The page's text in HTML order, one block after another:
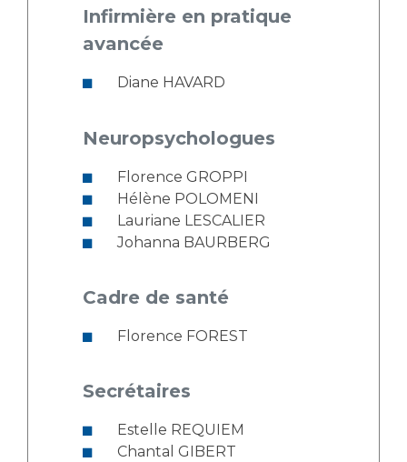
Infirmière en pratique
avancée
Diane HAVARD
Neuropsychologues
Florence GROPPI
Hélène POLOMENI
Lauriane LESCALIER
Johanna BAURBERG
Cadre de santé
Florence FOREST
Secrétaires
Estelle REQUIEM
Chantal GIBERT